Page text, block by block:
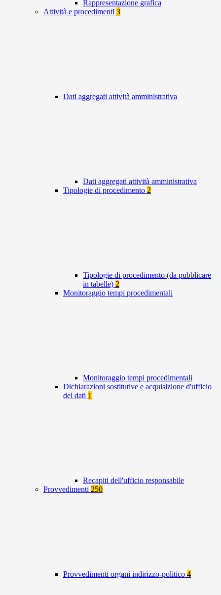
Rappresentazione grafica
Attività e procedimenti 3
Dati aggregati attività amministrativa
Dati aggregati attività amministrativa
Tipologie di procedimento 2
Tipologie di procedimento (da pubblicare
in tabelle) 2
Monitoraggio tempi procedimentali
Monitoraggio tempi procedimentali
Dichiarazioni sostitutive e acquisizione d'ufficio
dei dati 1
Recapiti dell'ufficio responsabile
Provvedimenti 250
Provvedimenti organi indirizzo-politico 4